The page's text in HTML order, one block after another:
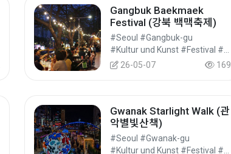
Gangbuk Baekmaek
Festival (강북 백맥축제)
#Seoul #Gangbuk-gu
26-05-07
169
Gwanak Starlight Walk (관
악별빛산책)
#Seoul #Gwanak-gu